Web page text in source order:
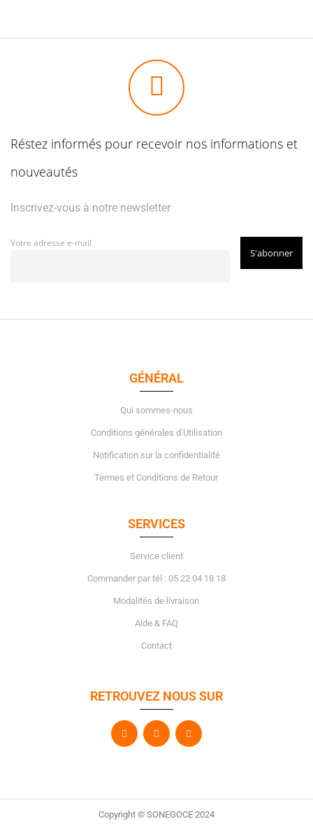
Réstez informés pour recevoir nos informations et
nouveautés
Inscrivez-vous à notre newsletter
Votre adresse e-mail
GÉNÉRAL
Qui sommes-nous
Conditions générales d’Utilisation
Notification sur la confidentialité
Termes et Conditions de Retour
SERVICES
Service client
Commander par tél : 05 22 04 18 18
Modalités de livraison
Aide & FAQ
Contact
RETROUVEZ NOUS SUR
Copyright © SONEGOCE 2024